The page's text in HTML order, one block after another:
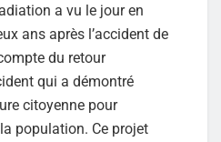
a vu le jour en
ans après l’accident de
du retour
qui a démontré
citoyenne pour
population. Ce projet